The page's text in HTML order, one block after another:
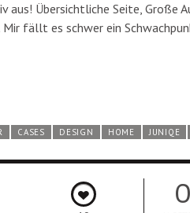
Übersichtliche Seite, Große
fällt es schwer ein
CASES DESIGN HOME JUNIQE
0